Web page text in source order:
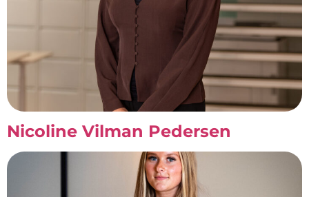
Nicoline Vilman Pedersen